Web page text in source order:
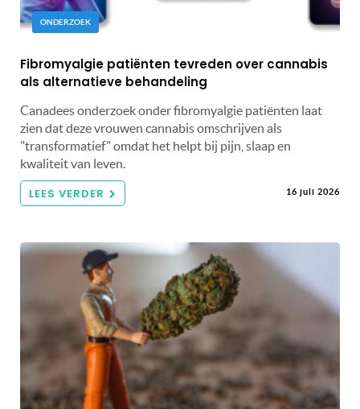
ONDERZOEK
Fibromyalgie patiënten tevreden over cannabis
als alternatieve behandeling
Canadees onderzoek onder fibromyalgie patiënten laat
zien dat deze vrouwen cannabis omschrijven als
"transformatief" omdat het helpt bij pijn, slaap en
kwaliteit van leven.
LEES VERDER 16 juli 2026